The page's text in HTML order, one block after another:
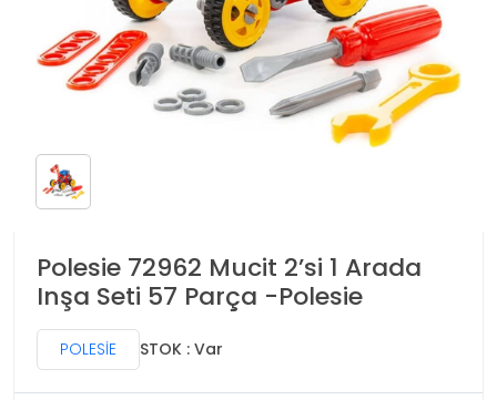
Polesie 72962 Mucit 2’si 1 Arada
Inşa Seti 57 Parça -Polesie
POLESİE STOK : Var